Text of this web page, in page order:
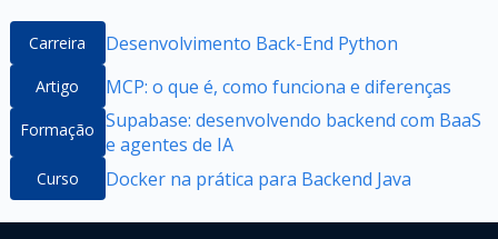
Carreira Desenvolvimento Back-End Python
Artigo MCP: o que é, como funciona e diferenças
Formação Supabase: desenvolvendo backend com BaaS
e agentes de IA
Curso Docker na prática para Backend Java